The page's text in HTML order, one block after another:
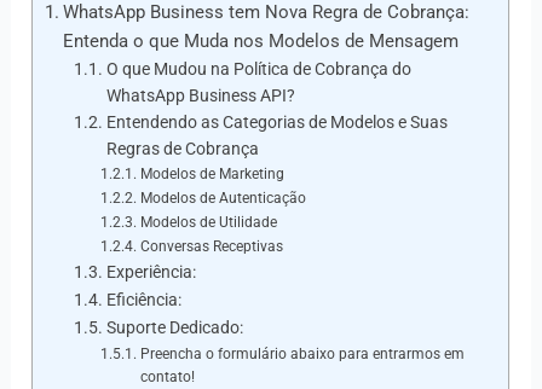
WhatsApp Business tem Nova Regra de Cobrança:
Entenda o que Muda nos Modelos de Mensagem
O que Mudou na Política de Cobrança do
WhatsApp Business API?
Entendendo as Categorias de Modelos e Suas
Regras de Cobrança
Modelos de Marketing
Modelos de Autenticação
Modelos de Utilidade
Conversas Receptivas
Experiência:
Eficiência:
Suporte Dedicado:
Preencha o formulário abaixo para entrarmos em
contato!